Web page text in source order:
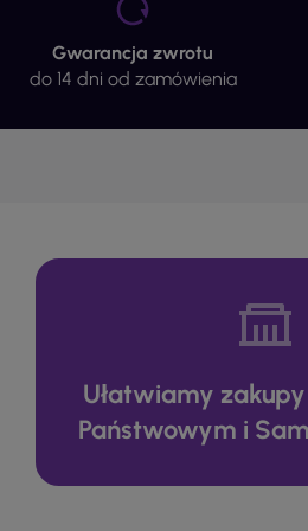
Gwarancja zwrotu
do 14 dni od zamówienia
Ułatwiamy
Państwowym i